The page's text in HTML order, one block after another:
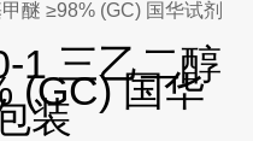
1 三乙二醇
(GC) 国华
装